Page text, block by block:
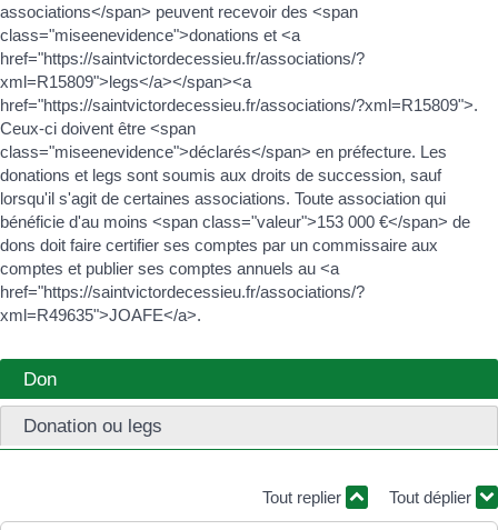
associations</span> peuvent recevoir des <span
class="miseenevidence">donations et <a
href="https://saintvictordecessieu.fr/associations/?
xml=R15809">legs</a></span><a
href="https://saintvictordecessieu.fr/associations/?xml=R15809">.
Ceux-ci doivent être <span
class="miseenevidence">déclarés</span> en préfecture. Les
donations et legs sont soumis aux droits de succession, sauf
lorsqu'il s'agit de certaines associations. Toute association qui
bénéficie d'au moins <span class="valeur">153 000 €</span> de
dons doit faire certifier ses comptes par un commissaire aux
comptes et publier ses comptes annuels au <a
href="https://saintvictordecessieu.fr/associations/?
xml=R49635">JOAFE</a>.
Don
Donation ou legs
Tout replier Tout déplier